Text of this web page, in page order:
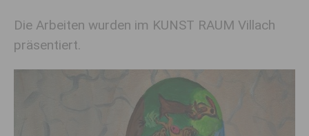
Die Arbeiten wurden im KUNST RAUM Villach
präsentiert.